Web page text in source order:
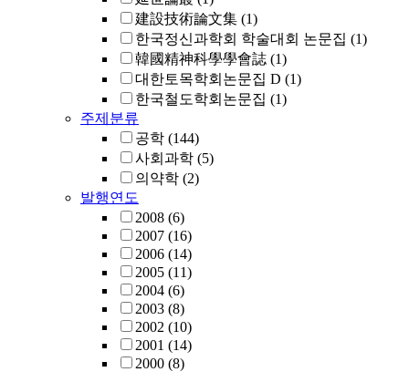
建設技術論文集 (1)
한국정신과학회 학술대회 논문집 (1)
韓國精神科學學會誌 (1)
대한토목학회논문집 D (1)
한국철도학회논문집 (1)
주제분류
공학 (144)
사회과학 (5)
의약학 (2)
발행연도
2008 (6)
2007 (16)
2006 (14)
2005 (11)
2004 (6)
2003 (8)
2002 (10)
2001 (14)
2000 (8)